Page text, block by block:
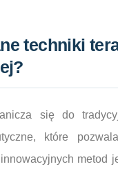
techniki
się do
które
metod